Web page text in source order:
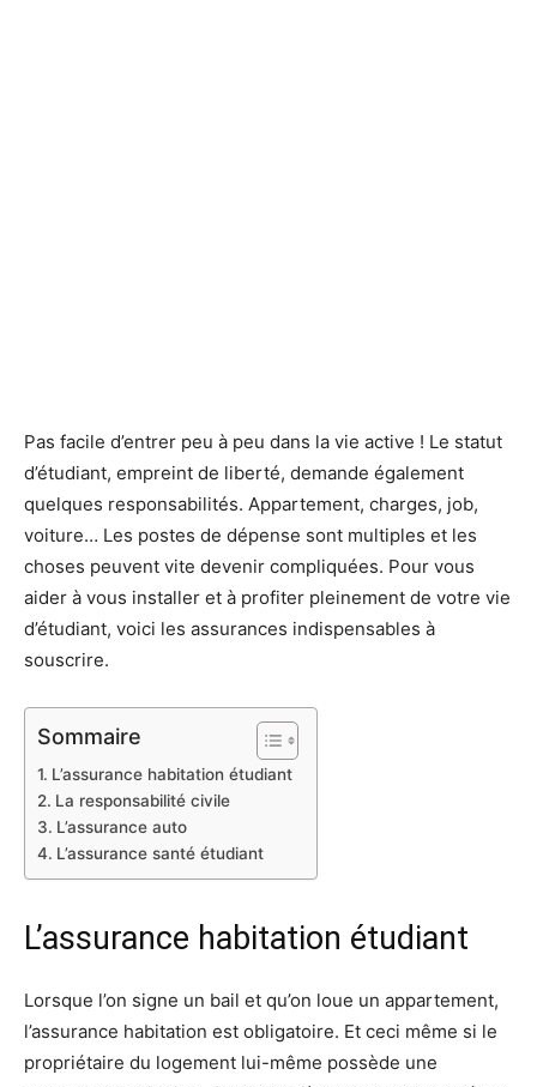
Pas facile d’entrer peu à peu dans la vie active ! Le statut
d’étudiant, empreint de liberté, demande également
quelques responsabilités. Appartement, charges, job,
voiture… Les postes de dépense sont multiples et les
choses peuvent vite devenir compliquées. Pour vous
aider à vous installer et à profiter pleinement de votre vie
d’étudiant, voici les assurances indispensables à
souscrire.
Sommaire
​L’assurance habitation étudiant
​La responsabilité civile
​L’assurance auto
​L’assurance santé étudiant
​L’assurance habitation étudiant
Lorsque l’on signe un bail et qu’on loue un appartement,
l’assurance habitation est obligatoire. Et ceci même si le
propriétaire du logement lui-même possède une